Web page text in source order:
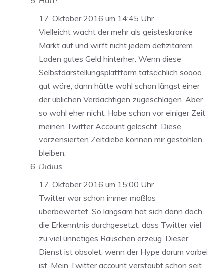
17. Oktober 2016 um 14:45 Uhr
Vielleicht wacht der mehr als geisteskranke
Markt auf und wirft nicht jedem defizitärem
Laden gutes Geld hinterher. Wenn diese
Selbstdarstellungsplattform tatsächlich soooo
gut wäre, dann hätte wohl schon längst einer
der üblichen Verdächtigen zugeschlagen. Aber
so wohl eher nicht. Habe schon vor einiger Zeit
meinen Twitter Account gelöscht. Diese
vorzensierten Zeitdiebe können mir gestohlen
bleiben.
Didius
17. Oktober 2016 um 15:00 Uhr
Twitter war schon immer maßlos
überbewertet. So langsam hat sich dann doch
die Erkenntnis durchgesetzt, dass Twitter viel
zu viel unnötiges Rauschen erzeug. Dieser
Dienst ist obsolet, wenn der Hype darum vorbei
ist. Mein Twitter account verstaubt schon seit